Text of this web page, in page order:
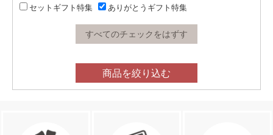
セットギフト特集
ありがとうギフト特集
すべてのチェックをはずす
商品を絞り込む